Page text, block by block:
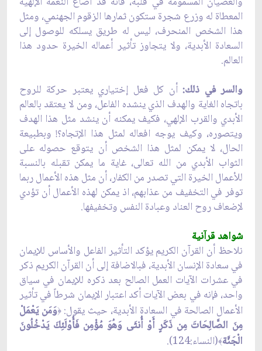
المعطاة له وزرع شجرة ستكون ثمارها الزقوم الجهنمي، ومثل
هذا الشخص المنحرف، ليس له طريق يسلكه للوصول إلى
السعادة الأبدية، ولا يتجاوز تأثير أعماله الخيرة حدود هذا
العالم.
والسر في ذلك:أن كل فعل إختياري يعتبر حركة للروح
باتجاه الغاية والهدف الذي ينشده الفاعل، ومن لا يعتقد بالعالم
الأبدي والقرب الإلهي، فكيف يمكنه أن ينشد مثل هذا الهدف
ويتصوره، وكيف يوجه افعاله لمثل هذا الإتجاه؟! وبطبيعة
الحال، لا يمكن لمثل هذا الشخص أن يتوقع حصوله على
الثواب الأبدي من الله تعالى، غاية ما يمكن تقبله بالنسبة
للأعمال الخيرة التي تصدر من الكفار، أن مثل هذه الأعمال ربما
توفر في التخفيف من عذابهم، اذ يمكن لهذه الأعمال أن تؤدي
لإضعاف روح العناد وعبادة النفس وتخفيفها.
شواهد قرآنية
نلاحظ أن القرآن الكريم يؤكد التأثير الفاعل والأساس للإيمان
في سعادة الإنسان الأبدية، فبالاضافة إلى أن القرآن الكريم ذكر
في عشرات الآيات العمل الصالح بعد ذكره للإيمان في سياق
واحد، فإنه في بعض الآيات أكد اعتبار الإيمان شرطاً في تأثير
الأعمال الصالحة في السعادة الأبدية، حيث يقول:﴿وَمَن يَعْمَلْ
مِنَ الصَّالِحَاتَ مِن ذَكَرٍ أَوْ أُنثَى وَهُوَ مُؤْمِن فَأُوْلَئِكَ يَدْخُلُونَ
الْجَنَّة﴾(النساء:124).